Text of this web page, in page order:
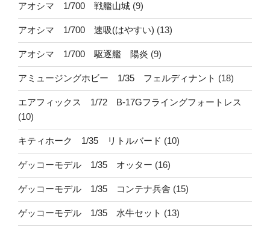
アオシマ 1/700 戦艦山城 (9)
アオシマ 1/700 速吸(はやすい) (13)
アオシマ 1/700 駆逐艦 陽炎 (9)
アミュージングホビー 1/35 フェルディナント (18)
エアフィックス 1/72 B-17Gフライングフォートレス
(10)
キティホーク 1/35 リトルバード (10)
ゲッコーモデル 1/35 オッター (16)
ゲッコーモデル 1/35 コンテナ兵舎 (15)
ゲッコーモデル 1/35 水牛セット (13)